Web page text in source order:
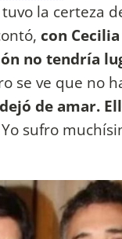
la certeza
con
no tendría
se ve que no
de amar.
sufro